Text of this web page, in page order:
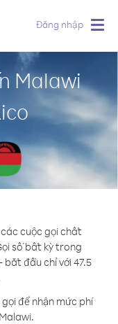
Đăng nhập
Malawi
cuộc gọi chất
số bất kỳ trong
bắt đầu chỉ với 47.5
để nhận mức phí